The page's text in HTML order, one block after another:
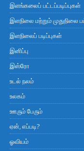
இளங்கலைப் பட்டப்படிப்புகள்
இளநிலை மற்றும் முதுநிலை
இளநிலைப் படிப்புகள்
இனிப்பு
இஸ்ரோ
உடல் நலம்
உலகம்
ஊரும் பேரும்
ஏன், எப்படி?
ஓவியம்